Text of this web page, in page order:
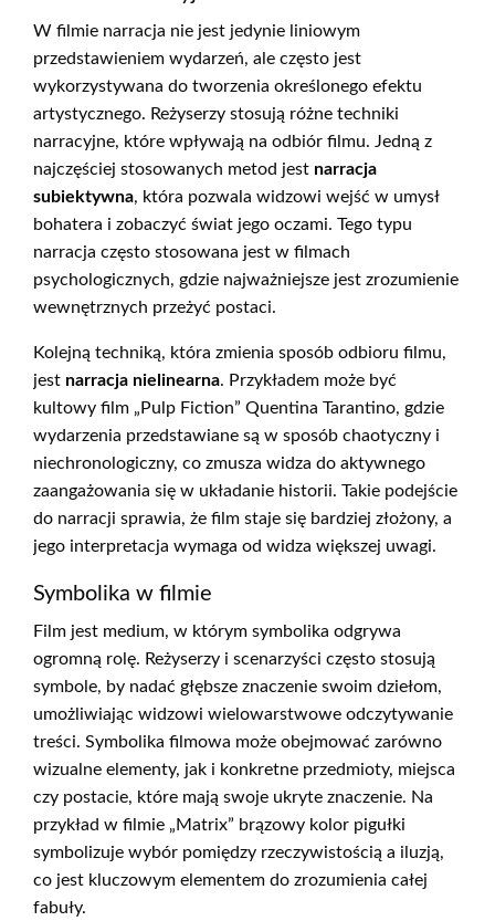
W filmie narracja nie jest jedynie liniowym
przedstawieniem wydarzeń, ale często jest
wykorzystywana do tworzenia określonego efektu
artystycznego. Reżyserzy stosują różne techniki
narracyjne, które wpływają na odbiór filmu. Jedną z
najczęściej stosowanych metod jest narracja
subiektywna, która pozwala widzowi wejść w umysł
bohatera i zobaczyć świat jego oczami. Tego typu
narracja często stosowana jest w filmach
psychologicznych, gdzie najważniejsze jest zrozumienie
wewnętrznych przeżyć postaci.
Kolejną techniką, która zmienia sposób odbioru filmu,
jest narracja nielinearna. Przykładem może być
kultowy film „Pulp Fiction” Quentina Tarantino, gdzie
wydarzenia przedstawiane są w sposób chaotyczny i
niechronologiczny, co zmusza widza do aktywnego
zaangażowania się w układanie historii. Takie podejście
do narracji sprawia, że film staje się bardziej złożony, a
jego interpretacja wymaga od widza większej uwagi.
Symbolika w filmie
Film jest medium, w którym symbolika odgrywa
ogromną rolę. Reżyserzy i scenarzyści często stosują
symbole, by nadać głębsze znaczenie swoim dziełom,
umożliwiając widzowi wielowarstwowe odczytywanie
treści. Symbolika filmowa może obejmować zarówno
wizualne elementy, jak i konkretne przedmioty, miejsca
czy postacie, które mają swoje ukryte znaczenie. Na
przykład w filmie „Matrix” brązowy kolor pigułki
symbolizuje wybór pomiędzy rzeczywistością a iluzją,
co jest kluczowym elementem do zrozumienia całej
fabuły.